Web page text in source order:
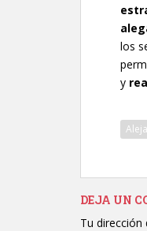
los
y
DEJA UN
Tu dirección